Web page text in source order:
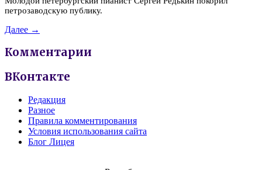
петрозаводскую публику.
Далее →
Комментарии
ВКонтакте
Редакция
Разное
Правила комментирования
Условия использования сайта
Блог Лицея